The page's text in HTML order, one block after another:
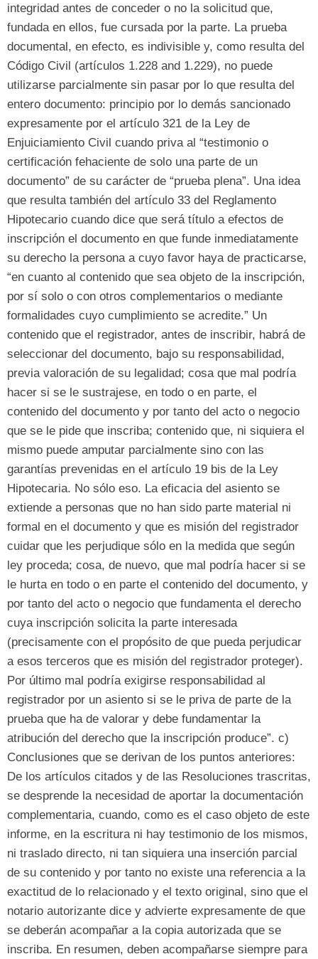
integridad antes de conceder o no la solicitud que,
fundada en ellos, fue cursada por la parte. La prueba
documental, en efecto, es indivisible y, como resulta del
Código Civil (artículos 1.228 and 1.229), no puede
utilizarse parcialmente sin pasar por lo que resulta del
entero documento: principio por lo demás sancionado
expresamente por el artículo 321 de la Ley de
Enjuiciamiento Civil cuando priva al “testimonio o
certificación fehaciente de solo una parte de un
documento” de su carácter de “prueba plena”. Una idea
que resulta también del artículo 33 del Reglamento
Hipotecario cuando dice que será título a efectos de
inscripción el documento en que funde inmediatamente
su derecho la persona a cuyo favor haya de practicarse,
“en cuanto al contenido que sea objeto de la inscripción,
por sí solo o con otros complementarios o mediante
formalidades cuyo cumplimiento se acredite.” Un
contenido que el registrador, antes de inscribir, habrá de
seleccionar del documento, bajo su responsabilidad,
previa valoración de su legalidad; cosa que mal podría
hacer si se le sustrajese, en todo o en parte, el
contenido del documento y por tanto del acto o negocio
que se le pide que inscriba; contenido que, ni siquiera el
mismo puede amputar parcialmente sino con las
garantías prevenidas en el artículo 19 bis de la Ley
Hipotecaria. No sólo eso. La eficacia del asiento se
extiende a personas que no han sido parte material ni
formal en el documento y que es misión del registrador
cuidar que les perjudique sólo en la medida que según
ley proceda; cosa, de nuevo, que mal podría hacer si se
le hurta en todo o en parte el contenido del documento, y
por tanto del acto o negocio que fundamenta el derecho
cuya inscripción solicita la parte interesada
(precisamente con el propósito de que pueda perjudicar
a esos terceros que es misión del registrador proteger).
Por último mal podría exigirse responsabilidad al
registrador por un asiento si se le priva de parte de la
prueba que ha de valorar y debe fundamentar la
atribución del derecho que la inscripción produce”. c)
Conclusiones que se derivan de los puntos anteriores:
De los artículos citados y de las Resoluciones trascritas,
se desprende la necesidad de aportar la documentación
complementaria, cuando, como es el caso objeto de este
informe, en la escritura ni hay testimonio de los mismos,
ni traslado directo, ni tan siquiera una inserción parcial
de su contenido y por tanto no existe una referencia a la
exactitud de lo relacionado y el texto original, sino que el
notario autorizante dice y advierte expresamente de que
se deberán acompañar a la copia autorizada que se
inscriba. En resumen, deben acompañarse siempre para